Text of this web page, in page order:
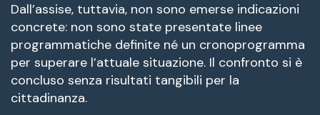
Dall’assise, tuttavia, non sono emerse indicazioni
concrete: non sono state presentate linee
programmatiche definite né un cronoprogramma
per superare l’attuale situazione. Il confronto si è
concluso senza risultati tangibili per la
cittadinanza.